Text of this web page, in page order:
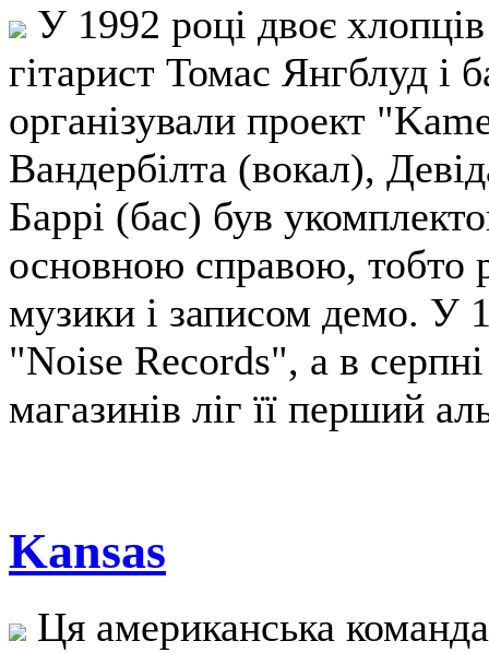
У 1992 році двоє
гітарист Томас Янгблуд і
організували проект
Вандербілта (вокал),
Баррі (бас) був
основною справою, тобто
музики і записом демо. У
"Noise Records", а в
магазинів ліг її перший
Kansas
Ця американська